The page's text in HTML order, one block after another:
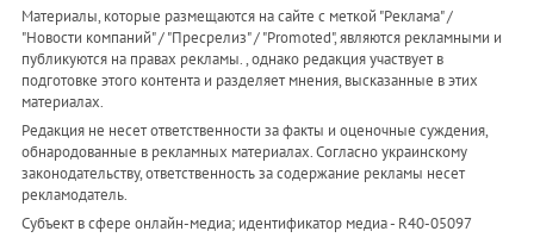
Материалы, которые размещаются на сайте с меткой "Реклама" /
"Новости компаний" / "Пресрелиз" / "Promoted", являются рекламными и
публикуются на правах рекламы. , однако редакция участвует в
подготовке этого контента и разделяет мнения, высказанные в этих
материалах.
Редакция не несет ответственности за факты и оценочные суждения,
обнародованные в рекламных материалах. Согласно украинскому
законодательству, ответственность за содержание рекламы несет
рекламодатель.
Субъект в сфере онлайн-медиа; идентификатор медиа - R40-05097